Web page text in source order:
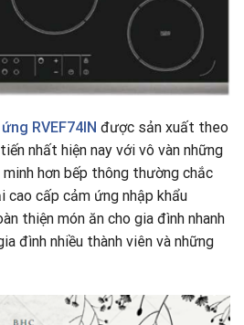
RVEF74IN được sản xuất theo
nhất hiện nay với vô vàn những
hơn bếp thông thường chắc
cao cấp cảm ứng nhập khẩu
thiện món ăn cho gia đình nhanh
đình nhiều thành viên và những